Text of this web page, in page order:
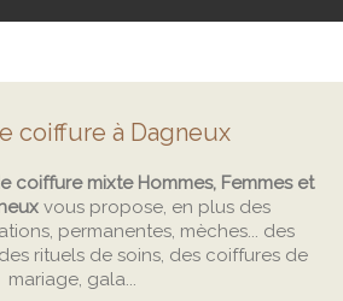
coiffure à Dagneux
coiffure mixte Hommes, Femmes et
vous propose, en plus des
permanentes, mèches... des
rituels de soins, des coiffures de
mariage, gala...